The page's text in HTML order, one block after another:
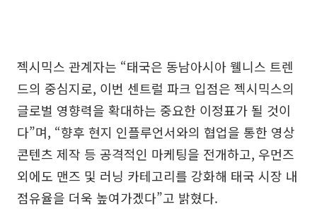
젝시믹스 관계자는 “태국은 동남아시아 웰니스 트렌
드의 중심지로, 이번 센트럴 파크 입점은 젝시믹스의
글로벌 영향력을 확대하는 중요한 이정표가 될 것이
다”며, “향후 현지 인플루언서와의 협업을 통한 영상
콘텐츠 제작 등 공격적인 마케팅을 전개하고, 우먼즈
외에도 맨즈 및 러닝 카테고리를 강화해 태국 시장 내
점유율을 더욱 높여가겠다”고 밝혔다.